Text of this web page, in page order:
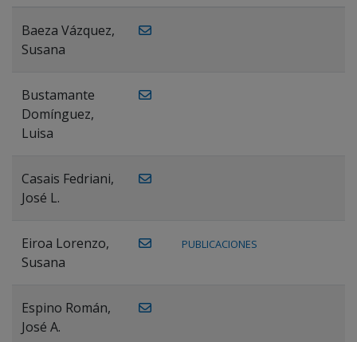
Baeza Vázquez,
Susana
Bustamante
Domínguez,
Luisa
Casais Fedriani,
José L.
Eiroa Lorenzo,
Susana
PUBLICACIONES
Espino Román,
José A.